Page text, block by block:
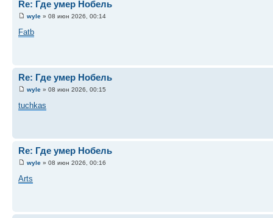
Re: Где умер Нобель
wyle » 08 июн 2026, 00:14
Fatb
Re: Где умер Нобель
wyle » 08 июн 2026, 00:15
tuchkas
Re: Где умер Нобель
wyle » 08 июн 2026, 00:16
Arts